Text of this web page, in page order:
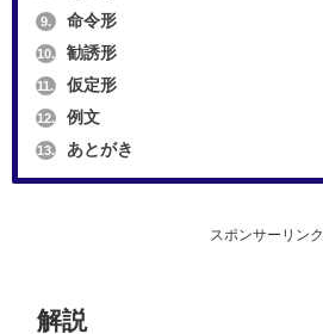
9. 命令形
10. 勧誘形
11. 仮定形
12. 例文
13. あとがき
スポンサーリンク
解説